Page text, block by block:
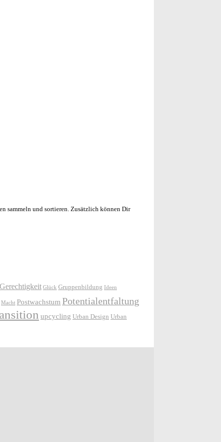
sammeln und sortieren. Zusätzlich können Dir
Gerechtigkeit Glück Gruppenbildung Ideen
Macht Postwachstum Potentialentfaltung
upcycling Urban Design Urban